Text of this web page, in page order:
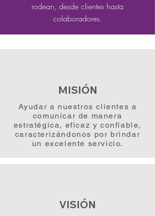
rodean, desde clientes hasta
colaboradores.
MISIÓN
Ayudar a nuestros clientes a
comunicar de manera
estratégica, eficaz y confiable,
caracterizándonos por brindar
un excelente servicio.
VISIÓN